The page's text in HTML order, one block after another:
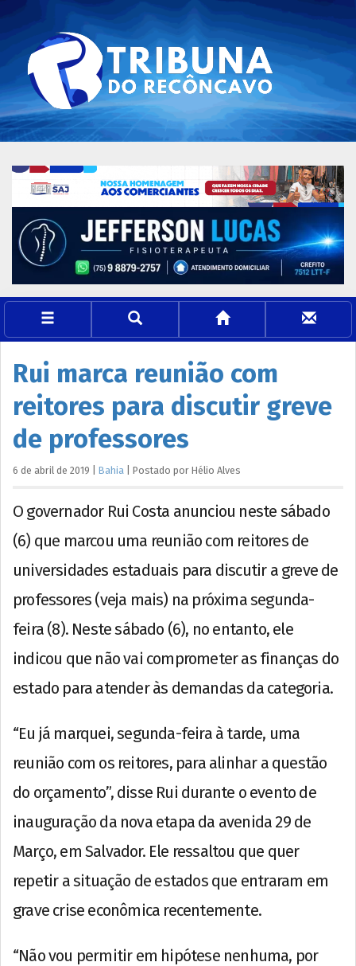
Rui marca reunião com
reitores para discutir greve
de professores
6 de abril de 2019 Bahia Postado por Hélio Alves
O governador Rui Costa anunciou neste sábado
(6) que marcou uma reunião com reitores de
universidades estaduais para discutir a greve de
professores (veja mais) na próxima segunda-
feira (8). Neste sábado (6), no entanto, ele
indicou que não vai comprometer as finanças do
estado para atender às demandas da categoria.
“Eu já marquei, segunda-feira à tarde, uma
reunião com os reitores, para alinhar a questão
do orçamento”, disse Rui durante o evento de
inauguração da nova etapa da avenida 29 de
Março, em Salvador. Ele ressaltou que quer
repetir a situação de estados que entraram em
grave crise econômica recentemente.
“Não vou permitir em hipótese nenhuma, por